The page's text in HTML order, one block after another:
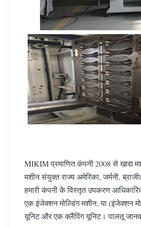
MIKIM प्रमाणित कंपनी 2008 से खाद्य
मशीन संयुक्त राज्य अमेरिका, जर्मनी,
हमारी कंपनी के विस्तृत उपकरण
एक इंजेक्शन मोल्डिंग मशीन, या (इंजेक्शन
यूनिट और एक क्लैंपिंग यूनिट। पालतू